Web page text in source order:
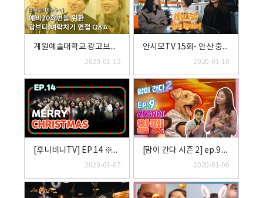
계원예술대학교 광고브랜드디자인과 면접 Q&A
2020-01-12
안시모TV 15회- 안산 중앙동맛집 이박사 꼼장어에서 수다한판! 남편 금연 어떻게 생각하세요? (whit 릴리쿠 유아가방 슬링백)
2020-01-10
[후니비니TV] EP.14 ※남편 시청 주의※ 맘카페 엄마들 이러고 논다! 선물+앞에 망가지는 엄마들ㅋㅋ 내년에도다시가고싶은 크리스마스파티 엄마들파티
2020-01-07
[맘이 간다 시즌 2] ep.9 앙펫
2020-01-06